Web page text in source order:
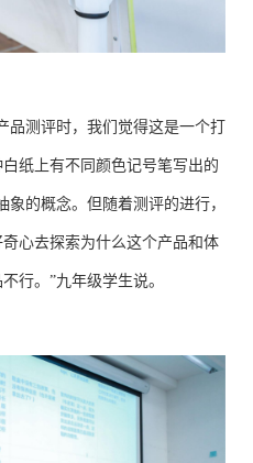
品测评时，我们觉得这是一个打
纸上有不同颜色记号笔写出的
象的概念。但随着测评的进行，
心去探索为什么这个产品和体
行。”九年级学生说。